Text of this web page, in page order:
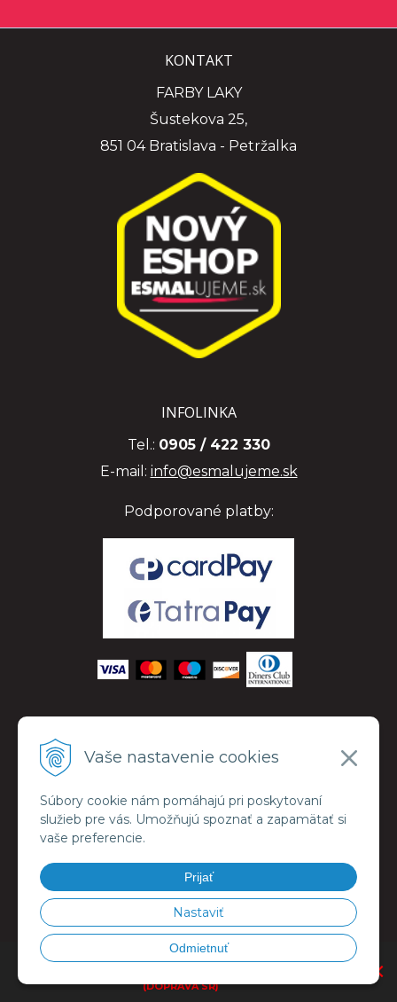
Vaše nastavenie cookies
Súbory cookie nám pomáhajú pri poskytovaní
služieb pre vás. Umožňujú spoznať a zapamätať si
vaše preferencie.
Prijať
Nastaviť
Odmietnuť
KONTAKT
FARBY LAKY
Šustekova 25,
851 04 Bratislava - Petržalka
INFOLINKA
Tel.: 0905 / 422 330
E-mail: info@esmalujeme.sk
Podporované platby:
Doprava a možnosti platby
Obchodné podmienky
Mapa odberného miesta
Registrácia pre VO
GDPR
OBJEDNÁVKU VÁM DORUČÍME KURIÉROM V RÁMCI CELEJ SR.
(DOPRAVA SR)
×